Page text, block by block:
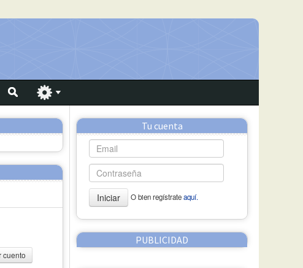
cuento
Tu cuenta
Iniciar O bien regístrateaquí.
PUBLICIDAD